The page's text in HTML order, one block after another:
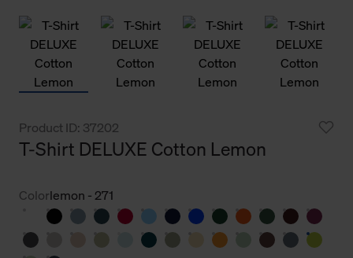
Product ID: 37202
T-Shirt DELUXE Cotton Lemon
Colorlemon - 271